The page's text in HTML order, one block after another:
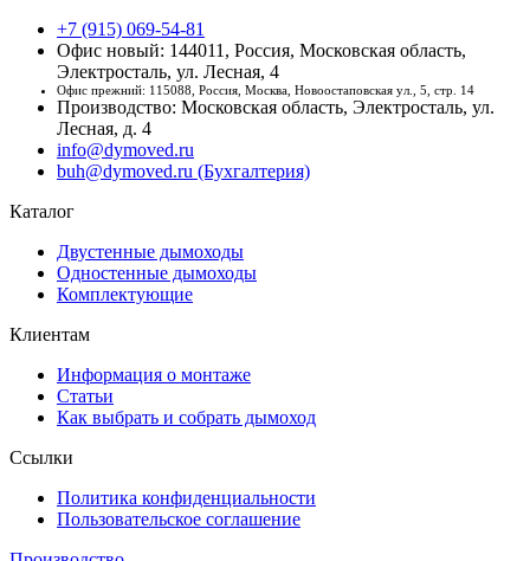
+7 (915) 069-54-81
Офис новый: 144011, Россия, Московская область,
Электросталь, ул. Лесная, 4
Офис прежний: 115088, Россия, Москва, Новоостаповская ул., 5, стр. 14
Производство: Московская область, Электросталь, ул.
Лесная, д. 4
info@dymoved.ru
buh@dymoved.ru (Бухгалтерия)
Каталог
Двустенные дымоходы
Одностенные дымоходы
Комплектующие
Клиентам
Информация о монтаже
Статьи
Как выбрать и собрать дымоход
Ссылки
Политика конфиденциальности
Пользовательское соглашение